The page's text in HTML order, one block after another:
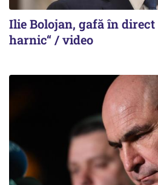
Ilie Bolojan, gafă în direct
harnic“ / video